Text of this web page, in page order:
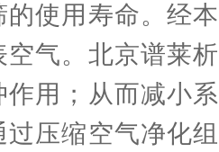
的使用寿命。经
空气。北京谱莱
作用；从而减小
过压缩空气净化